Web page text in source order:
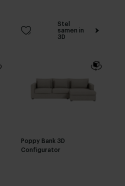
Stel
samen in
3D
Poppy Bank 3D
Configurator